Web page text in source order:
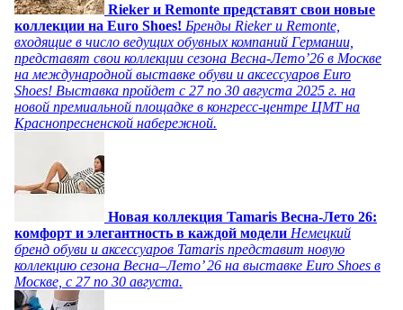
Rieker и Remonte представят свои новые
коллекции на Euro Shoes! Бренды Rieker и Remonte,
входящие в число ведущих обувных компаний Германии,
представят свои коллекции сезона Весна-Лето’26 в Москве
на международной выставке обуви и аксессуаров Euro
Shoes! Выставка пройдет c 27 по 30 августа 2025 г. на
новой премиальной площадке в конгресс-центре ЦМТ на
Краснопресненской набережной.
Новая коллекция Tamaris Весна-Лето 26:
комфорт и элегантность в каждой модели Немецкий
бренд обуви и аксессуаров Tamaris представит новую
коллекцию сезона Весна–Лето’ 26 на выставке Euro Shoes в
Москве, с 27 по 30 августа.